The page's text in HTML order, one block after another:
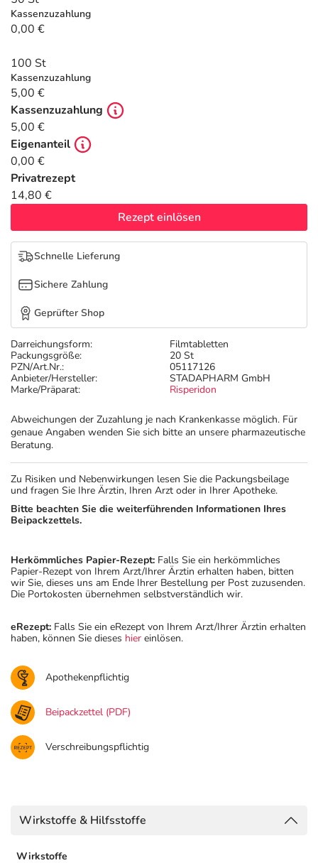
Vitamine & Mineralstoffe
Marken
Darreichungsform:
Filmtabletten
Packungsgröße:
20 St
PZN/Art.Nr.:
05117126
Anbieter/Hersteller:
STADAPHARM GmbH
Marke/Präparat:
Risperidon
Abweichungen der Zuzahlung je nach Krankenkasse möglich. Für
genaue Angaben wenden Sie sich bitte an unsere pharmazeutische
Beratung.
Kassenzuzahlung
0,00 €
100 St
Kassenzuzahlung
5,00 €
Kassenzuzahlung
5,00 €
Eigenanteil
0,00 €
Privatrezept
14,80 €
Rezept einlösen
Schnelle Lieferung
Sichere Zahlung
Geprüfter Shop
Zu Risiken und Nebenwirkungen lesen Sie die Packungsbeilage
und fragen Sie Ihre Ärztin, Ihren Arzt oder in Ihrer Apotheke.
Bitte beachten Sie die weiterführenden Informationen Ihres
Beipackzettels.
Herkömmliches Papier-Rezept: Falls Sie ein herkömmliches
Papier-Rezept von Ihrem Arzt/Ihrer Ärztin erhalten haben, bitten
wir Sie, dieses uns am Ende Ihrer Bestellung per Post zuzusenden.
Die Portokosten übernehmen selbstverständlich wir.
eRezept: Falls Sie ein eRezept von Ihrem Arzt/Ihrer Ärztin erhalten
haben, können Sie dieses hier einlösen.
Apothekenpflichtig
Beipackzettel (PDF)
Verschreibungspflichtig
Wirkstoffe & Hilfsstoffe
Wirkstoffe